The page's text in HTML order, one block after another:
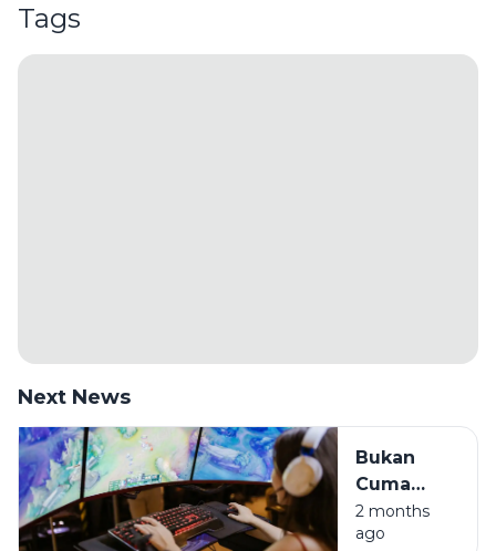
Tags
Next News
Bukan
Cuma
Hura-hura,
Ini Sisi
2 months
ago